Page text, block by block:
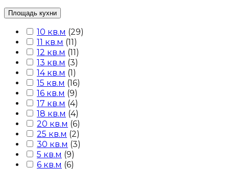
Площадь кухни
10 кв.м (29)
11 кв.м (11)
12 кв.м (11)
13 кв.м (3)
14 кв.м (1)
15 кв.м (16)
16 кв.м (9)
17 кв.м (4)
18 кв.м (4)
20 кв.м (6)
25 кв.м (2)
30 кв.м (3)
5 кв.м (9)
6 кв.м (6)